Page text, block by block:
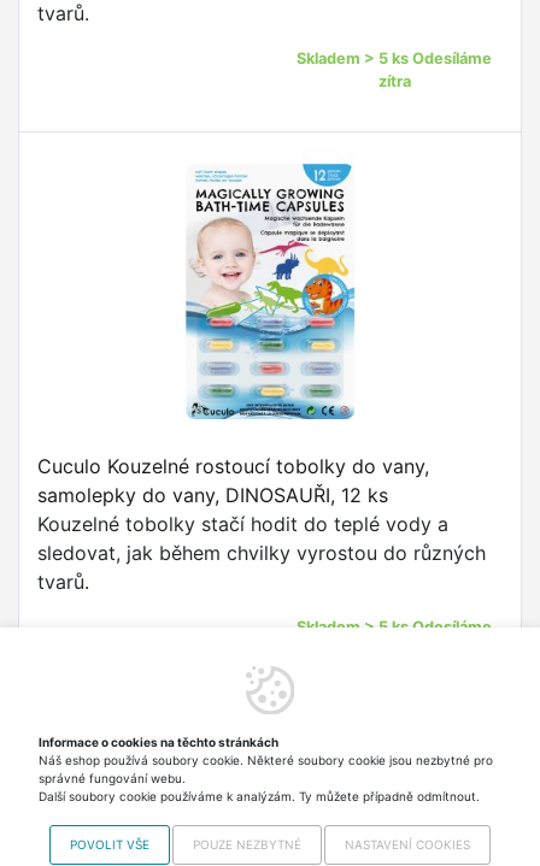
tvarů.
Skladem > 5 ks Odesíláme
zítra
Cuculo Kouzelné rostoucí tobolky do vany,
samolepky do vany, DINOSAUŘI, 12 ks
Kouzelné tobolky stačí hodit do teplé vody a
sledovat, jak během chvilky vyrostou do různých
tvarů.
Skladem > 5 ks Odesíláme
Nahoru
Copyright © 2012-2026 VISO SPORT s.r.o.,
Informace o cookies na těchto stránkách
Náš eshop používá soubory cookie. Některé soubory cookie jsou nezbytné pro
správné fungování webu.
Další soubory cookie používáme k analýzám. Ty můžete případně odmítnout.
POVOLIT VŠE POUZE NEZBYTNÉ NASTAVENÍ COOKIES